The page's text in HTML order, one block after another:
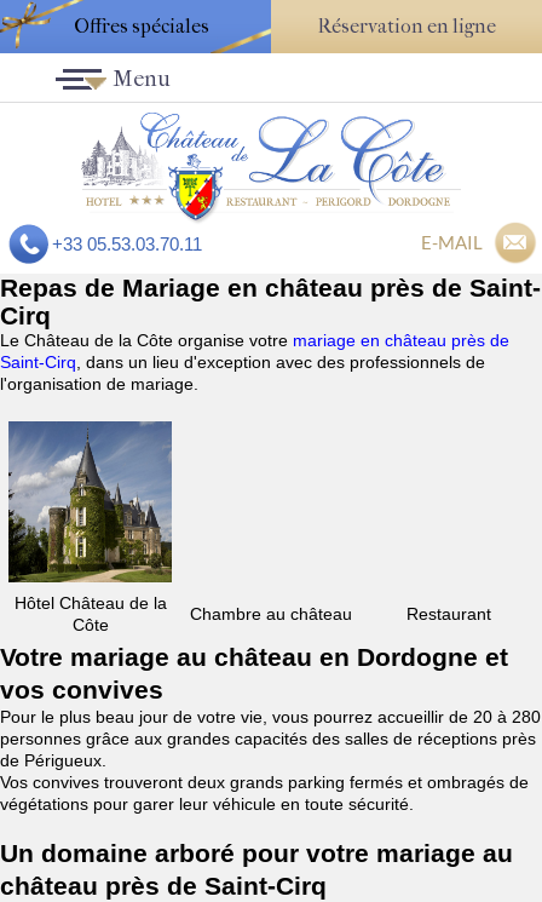
Offres spéciales Réservation en ligne
+33 05.53.03.70.11 E-MAIL
Menu
Repas de Mariage en château près de Saint-
Cirq
Le Château de la Côte organise votre mariage en château près de
Saint-Cirq , dans un lieu d'exception avec des professionnels de
l'organisation de mariage.
Hôtel Château de la
Côte
Chambre au château Restaurant
Votre mariage au château en Dordogne et
vos convives
Pour le plus beau jour de votre vie, vous pourrez accueillir de 20 à 280
personnes grâce aux grandes capacités des salles de réceptions près
de Périgueux.
Vos convives trouveront deux grands parking fermés et ombragés de
végétations pour garer leur véhicule en toute sécurité.
Un domaine arboré pour votre mariage au
château près de Saint-Cirq